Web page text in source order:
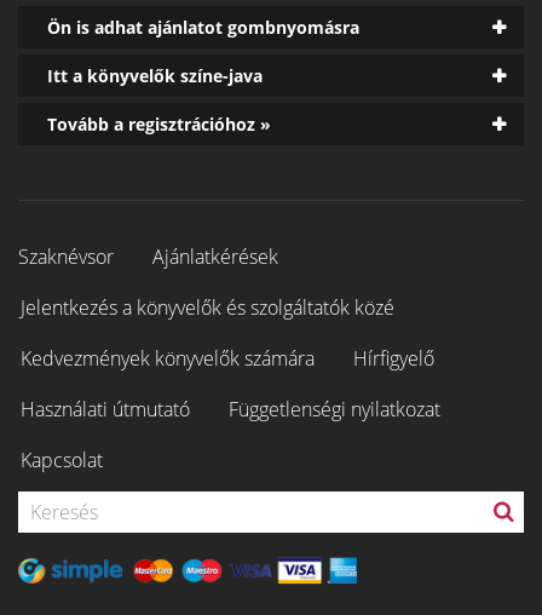
Ön is adhat ajánlatot gombnyomásra
Itt a könyvelők színe-java
Tovább a regisztrációhoz »
Szaknévsor
Ajánlatkérések
Jelentkezés a könyvelők és szolgáltatók közé
Kedvezmények könyvelők számára
Hírfigyelő
Használati útmutató
Függetlenségi nyilatkozat
Kapcsolat